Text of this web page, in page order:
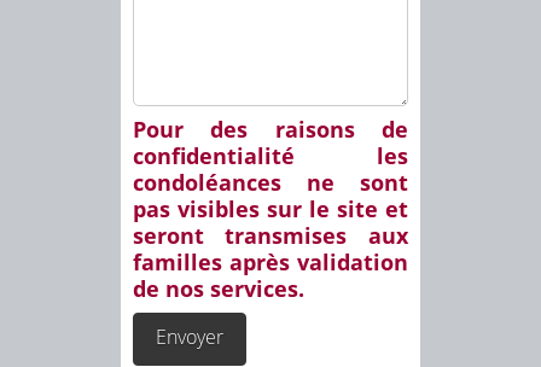
Pour des raisons de
confidentialité les
condoléances ne sont
pas visibles sur le site et
seront transmises aux
familles après validation
de nos services.